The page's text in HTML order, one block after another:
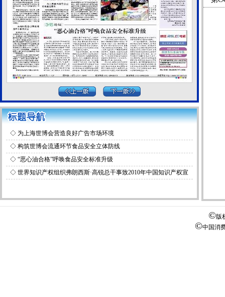
◇ 为上海世博会营造良好广告市场环境
◇ 构筑世博会流通环节食品安全立体防线
◇ “恶心油合格”呼唤食品安全标准升级
◇ 世界知识产权组织弗朗西斯·高锐总干事致2010年中国知识产权宣
©版
©中国消